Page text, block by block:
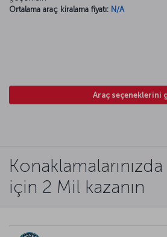
Ortalama araç kiralama fiyatı: N/A
Araç seçeneklerini
için 2 Mil kazanın